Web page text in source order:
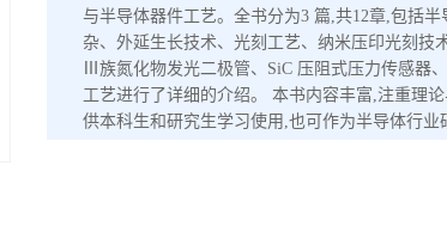
与半导体器件工艺。全书分为3 篇,共12章,包括
杂、外延生长技术、光刻工艺、纳米压印光刻技
Ⅲ族氮化物发光二极管、SiC 压阻式压力传感器
工艺进行了详细的介绍。 本书内容丰富,注重理
供本科生和研究生学习使用,也可作为半导体行业